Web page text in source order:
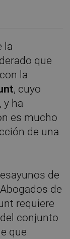
la
que
la
, cuyo
y ha
es mucho
de una
de
de
requiere
conjunto
que